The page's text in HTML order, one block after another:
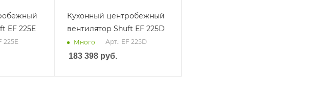
EF 225E
225E
Кухонный центробежный
вентилятор Shuft EF 225D
Много Арт.: EF 225D
183 398руб.